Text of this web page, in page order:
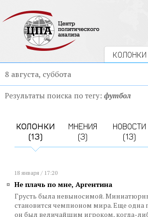
КОЛОНКИ
8 августа, суббота
Результаты поиска по тегу: футбол
КОЛОНКИ
(13)
МНЕНИЯ
(3)
НОВОСТИ
(13)
18 января / 17:20
Не плачь по мне, Аргентина
Грусть была невыносимой.
становится чемпионом мира. Еще одна
он был величайшим игроком, когда-